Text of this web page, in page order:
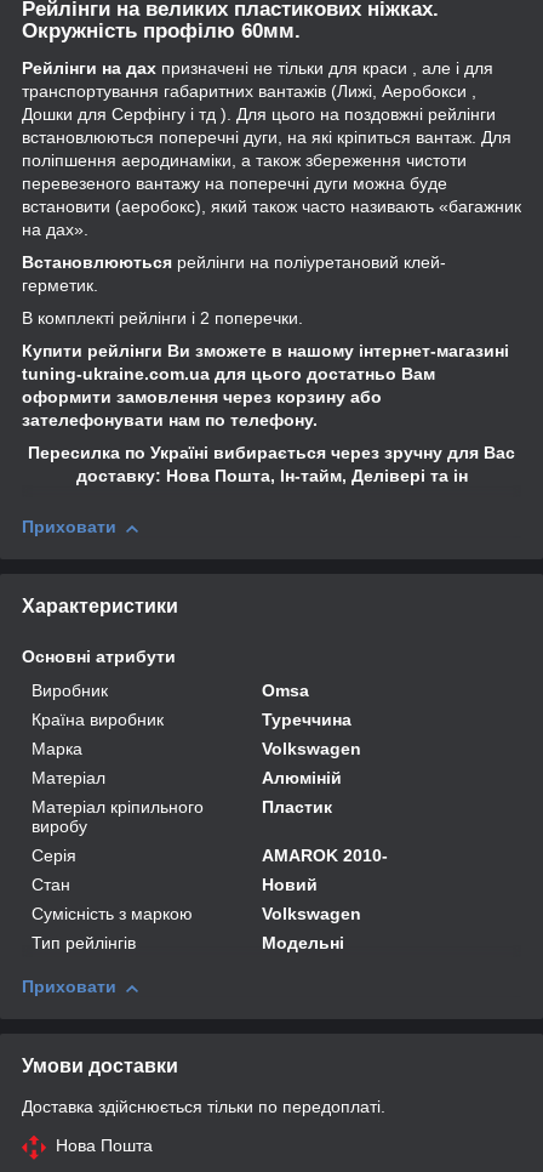
Рейлінги на великих пластикових ніжках.
Окружність профілю 60мм.
Рейлінги на дах призначені не тільки для краси , але і для
транспортування габаритних вантажів (Лижі, Аеробокси ,
Дошки для Серфінгу і тд ). Для цього на поздовжні рейлінги
встановлюються поперечні дуги, на які кріпиться вантаж. Для
поліпшення аеродинаміки, а також збереження чистоти
перевезеного вантажу на поперечні дуги можна буде
встановити (аеробокс), який також часто називають «багажник
на дах».
Встановлюються рейлінги на поліуретановий клей-
герметик.
В комплекті рейлінги і 2 поперечки.
Купити рейлінги Ви зможете в нашому інтернет-магазині
tuning-ukraine.com.ua для цього достатньо Вам
оформити замовлення через корзину або
зателефонувати нам по телефону.
Пересилка по Україні вибирається через зручну для Вас
доставку: Нова Пошта, Ін-тайм, Делівері та ін
Приховати
Характеристики
Основні атрибути
Виробник
Omsa
Країна виробник
Туреччина
Марка
Volkswagen
Матеріал
Алюміній
Матеріал кріпильного
виробу
Пластик
Серія
AMAROK 2010-
Стан
Новий
Сумісність з маркою
Volkswagen
Тип рейлінгів
Модельні
Приховати
Умови доставки
Доставка здійснюється тільки по передоплаті.
Нова Пошта